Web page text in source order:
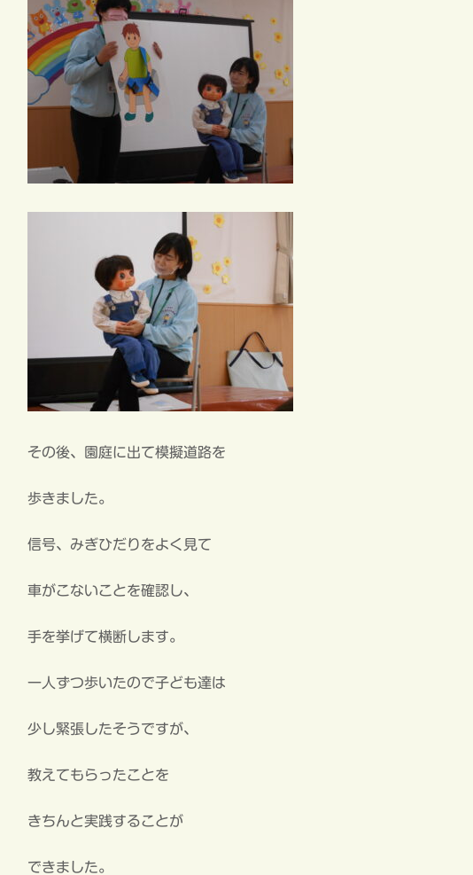
その後、園庭に出て模擬道路を
歩きました。
信号、みぎひだりをよく見て
車がこないことを確認し、
手を挙げて横断します。
一人ずつ歩いたので子ども達は
少し緊張したそうですが、
教えてもらったことを
きちんと実践することが
できました。